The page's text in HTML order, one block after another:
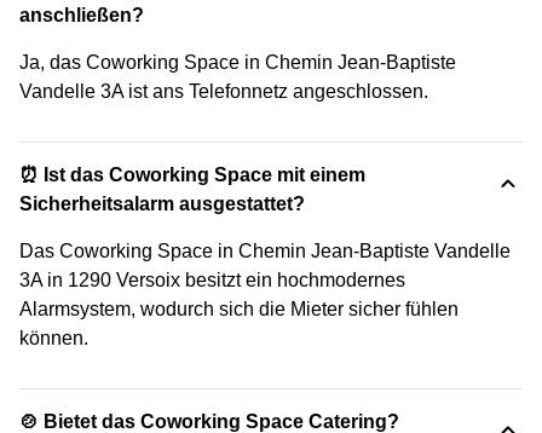
anschließen?
Ja, das Coworking Space in Chemin Jean-Baptiste
Vandelle 3A ist ans Telefonnetz angeschlossen.
⏰ Ist das Coworking Space mit einem
Sicherheitsalarm ausgestattet?
Das Coworking Space in Chemin Jean-Baptiste Vandelle
3A in 1290 Versoix besitzt ein hochmodernes
Alarmsystem, wodurch sich die Mieter sicher fühlen
können.
🍲 Bietet das Coworking Space Catering?